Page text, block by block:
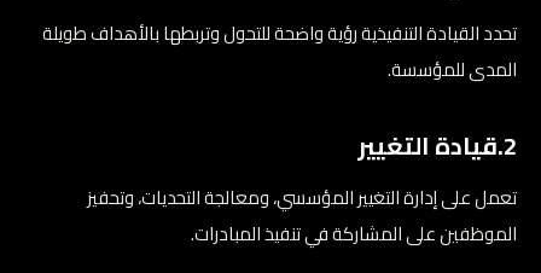
تحدد القيادة التنفيذية رؤية واضحة للتحول وتربطها بالأهداف طويلة
المدى للمؤسسة.
2.قيادة التغيير
تعمل على إدارة التغيير المؤسسي، ومعالجة التحديات، وتحفيز
الموظفين على المشاركة في تنفيذ المبادرات.